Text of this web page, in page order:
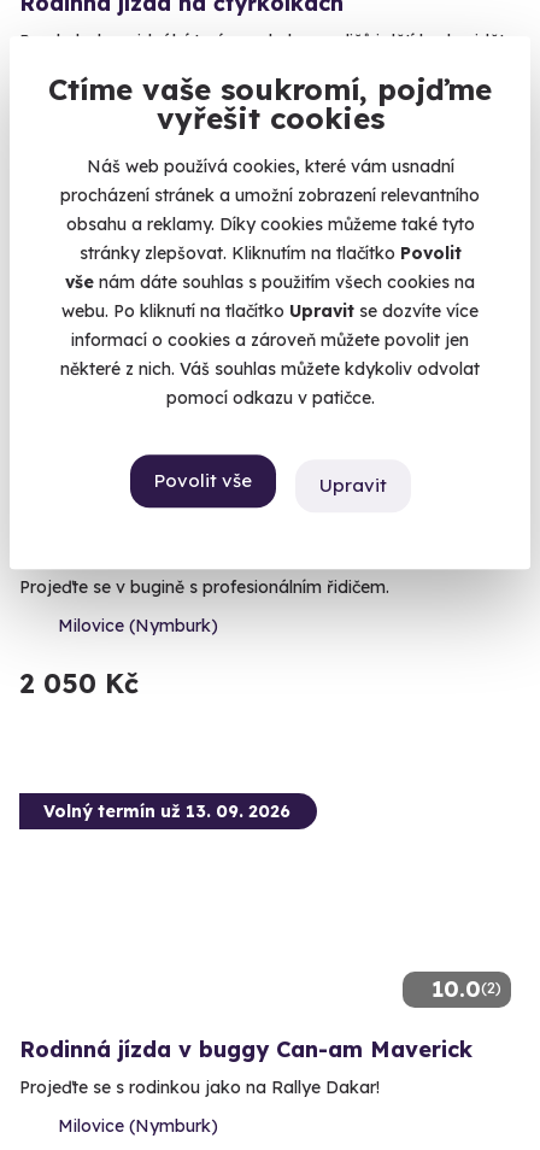
Ctíme vaše soukromí, pojďme
vyřešit cookies
Náš web používá cookies, které vám usnadní
procházení stránek a umožní zobrazení relevantního
obsahu a reklamy. Díky cookies můžeme také tyto
stránky zlepšovat. Kliknutím na tlačítko Povolit
vše nám dáte souhlas s použitím všech cookies na
webu. Po kliknutí na tlačítko Upravit se dozvíte více
informací o cookies a zároveň můžete povolit jen
některé z nich. Váš souhlas můžete kdykoliv odvolat
pomocí odkazu v patičce.
Povolit vše Upravit
Prach, bahno, ideální terén a z helmy rodičů i dětí bude vidět
Milovice (Nymburk)
4 250 Kč
Volný termín už 13. 09. 2026
Projeďte se v bugině s profesionálním řidičem.
Milovice (Nymburk)
2 050 Kč
10.0(2)
Volný termín už 13. 09. 2026
Rodinná jízda v buggy Can-am Maverick
Projeďte se s rodinkou jako na Rallye Dakar!
Milovice (Nymburk)